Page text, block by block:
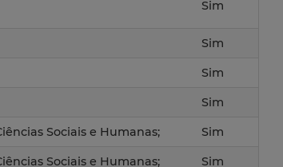
Sim
Sim
Sim
Sim
Sociais e Humanas; Sim
Sociais e Humanas; Sim